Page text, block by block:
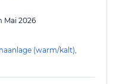
auch nichts
Mai 2026
(warm/kalt),